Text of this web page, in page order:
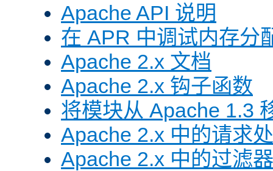
Apache API 说明
在 APR 中调试内存分
Apache 2.x 文档
Apache 2.x 钩子函数
将模块从 Apache 1.3
Apache 2.x 中的请求
Apache 2.x 中的过滤器